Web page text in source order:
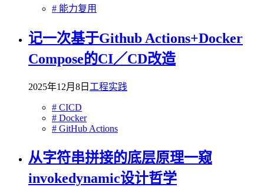
# 能力复用
记一次基于Github Actions+Docker
Compose的CI／CD改造
2025年12月8日 工程实践
# CICD
# Docker
# GitHub Actions
从字符串拼接的底层原理一窥
invokedynamic设计哲学